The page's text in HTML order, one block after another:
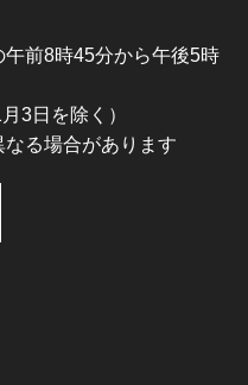
前8時45分から午後5時
3日を除く）
る場合があります